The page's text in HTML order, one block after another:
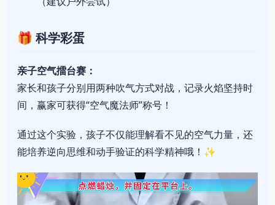
🎁 科学彩蛋
亲子空气擂台赛：
家长和孩子分别用两种吹气方式对战，记录火焰坚持时
间，赢家可获得“空气魔法师”称号！
通过这个实验，孩子不仅能理解看不见的空气力量，还
能培养逆向思维和动手验证的科学精神哦！✨
视
频